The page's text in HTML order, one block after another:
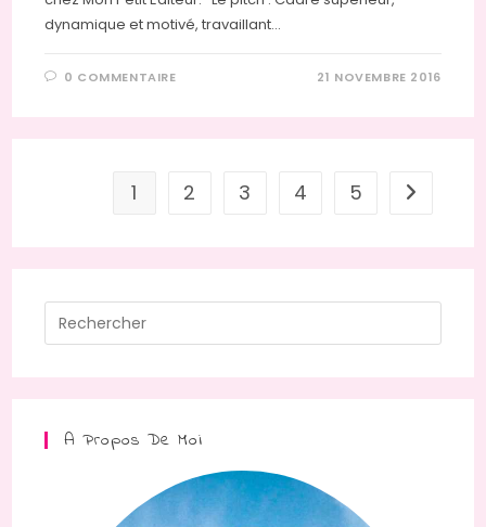
dynamique et motivé, travaillant…
0 COMMENTAIRE 21 NOVEMBRE 2016
1 2 3 4 5 Aller à la
A Propos De Moi